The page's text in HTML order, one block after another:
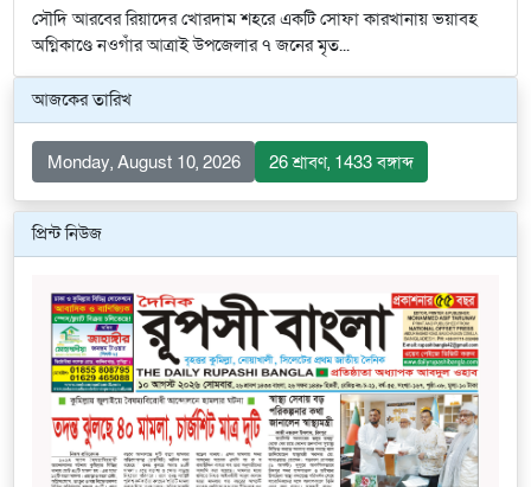
সৌদি আরবের রিয়াদের খোরদাম শহরে একটি সোফা কারখানায় ভয়াবহ
অগ্নিকাণ্ডে নওগাঁর আত্রাই উপজেলার ৭ জনের মৃত...
আজকের তারিখ
Monday, August 10, 2026 26 শ্রাবণ, 1433 বঙ্গাব্দ
প্রিন্ট নিউজ